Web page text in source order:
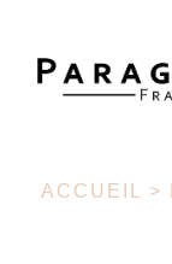
ACCUEIL >